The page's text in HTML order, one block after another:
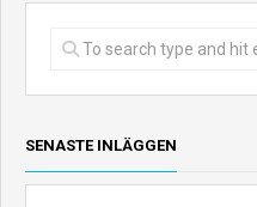
SENASTE INLÄGGEN